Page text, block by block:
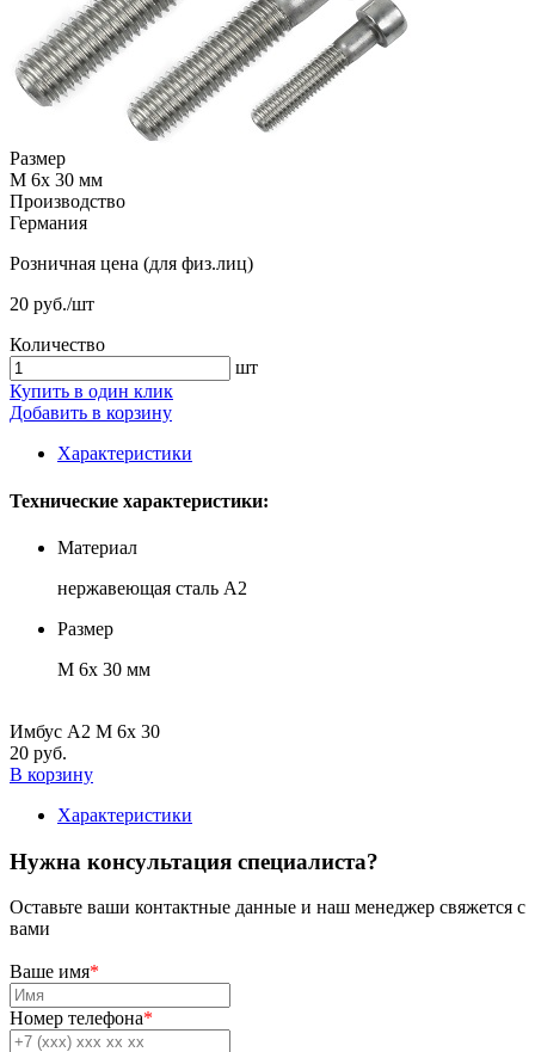
Размер
М 6х 30 мм
Производство
Германия
Розничная цена (для физ.лиц)
20 руб./шт
Количество
шт
Купить в один клик
Добавить в корзину
Характеристики
Технические характеристики:
Материал
нержавеющая сталь А2
Размер
М 6х 30 мм
Имбус А2 М 6х 30
20 руб.
В корзину
Характеристики
Нужна консультация специалиста?
Оставьте ваши контактные данные и наш менеджер свяжется с
вами
Ваше имя*
Номер телефона*